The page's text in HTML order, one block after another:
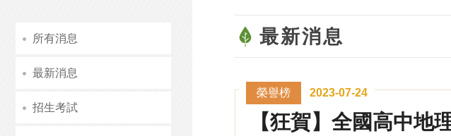
最新消息
榮譽榜 2023-07-24
【狂賀】全國高中地
所有消息
最新消息
招生考試